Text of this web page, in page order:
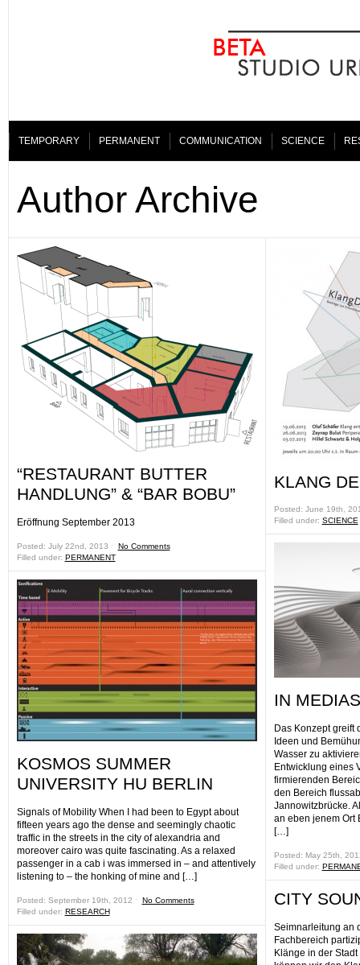
TEMPORARY PERMANENT COMMUNICATION SCIENCE
Author Archive
“RESTAURANT BUTTER
HANDLUNG” & “BAR BOBU”
Eröffnung September 2013
Posted: July 22nd, 2013 ˑ No Comments
Filled under: PERMANENT
KOSMOS SUMMER
UNIVERSITY HU BERLIN
Signals of Mobility When I had been to Egypt about
fifteen years ago the dense and seemingly chaotic
traffic in the streets in the city of alexandria and
moreover cairo was quite fascinating. As a relaxed
passenger in a cab i was immersed in – and attentively
listening to – the honking of mine and […]
Posted: September 19th, 2012 ˑ No Comments
Filled under: RESEARCH
KLANG
Posted: June 19th,
Filled under: SCIENCE
IN
Das Konzept greift
Ideen und
Wasser zu
Entwicklung eines
firmierenden
den Bereich
Jannowitzbrücke.
an eben jenem Ort
[…]
Posted: May 25th,
Filled under:
CITY
Seimnarleitung an
Fachbereich
Klänge in der